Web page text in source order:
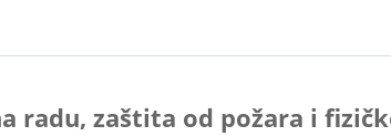
radu, zaštita od požara i